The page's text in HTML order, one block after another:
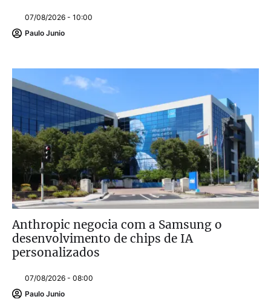
07/08/2026 - 10:00
Paulo Junio
Anthropic negocia com a Samsung o
desenvolvimento de chips de IA
personalizados
07/08/2026 - 08:00
Paulo Junio